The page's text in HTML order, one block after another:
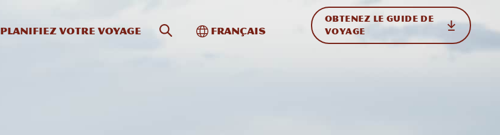
Planifiez votre voyage Recherche sur le site
Basculer vers l'international
Français
OBTENEZ LE GUIDE DE
VOYAGE